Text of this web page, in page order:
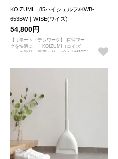
KOIZUMI｜85ハイシェルフ/KWB-
653BW｜WISE(ワイズ)
54,800円
【リモート・テレワーク】 在宅ワー
クを快適に！！KOIZUMI（コイズ
ミ）の学習・書斎シリーズの『WISE/